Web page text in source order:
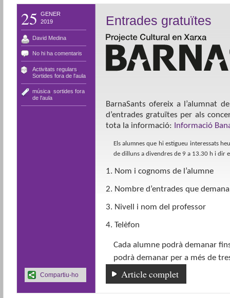
25
GENER
2019
David Medina
No hi ha comentaris
Activitats regulars
Sortides fora de l'aula
música, sortides fora
de l'aula
Entrades gratuïtes
BarnaSants ofereix a l’alumnat
d’entrades gratuïtes per als
tota la informació: Informació
Els alumnes que hi estigueu interessats
de dilluns a divendres de 9 a 13.30 h i dir
1. Nom i cognoms de l’alumne
2. Nombre d’entrades que demana
3. Nivell i nom del professor
4. Telèfon
Cada alumne podrà demanar
podrà demanar per a més de
Article complet
Compartiu-ho